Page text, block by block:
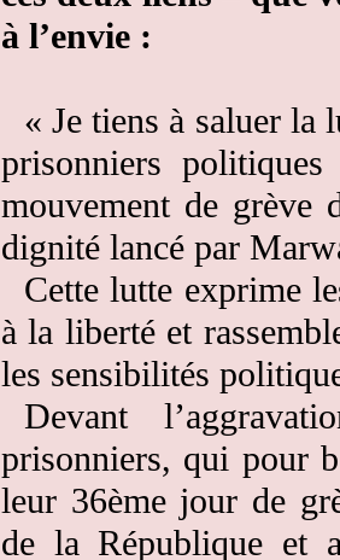
à l’envie :
« Je tiens à saluer la
prisonniers
mouvement de
dignité lancé par
Cette lutte exprime
à la liberté et
les sensibilités
Devant
prisonniers, qui pour
leur 36ème jour de
de la République et